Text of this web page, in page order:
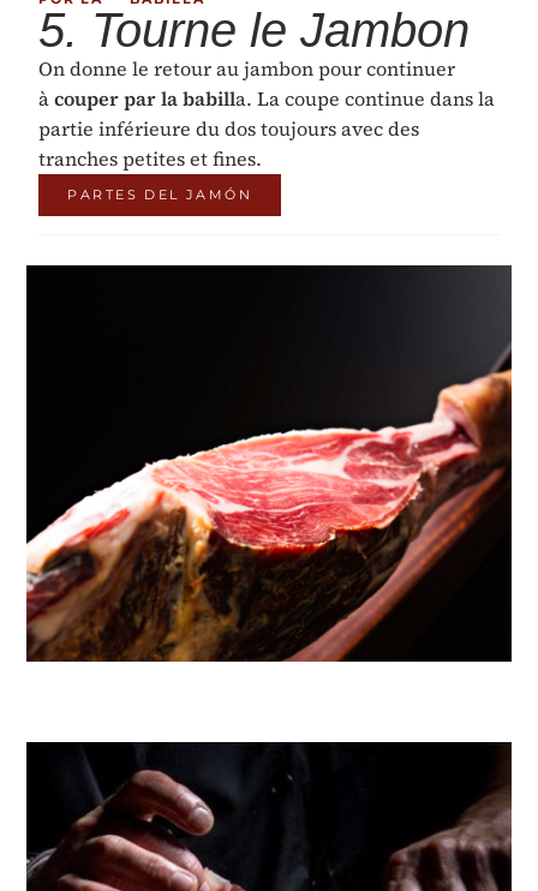
5. Tourne le Jambon
On donne le retour au jambon pour continuer
àcouper par la babilla. La coupe continue dans la
partie inférieure du dos toujours avec des
tranches petites et fines.
PARTES DEL JAMÓN